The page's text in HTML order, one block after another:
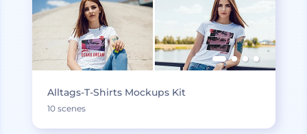
Alltags-T-Shirts Mockups Kit
10 scenes